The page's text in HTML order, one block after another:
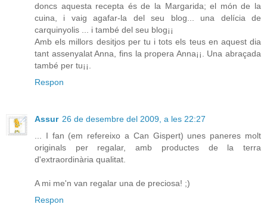
doncs aquesta recepta és de la Margarida; el món de la
cuina, i vaig agafar-la del seu blog... una delícia de
carquinyolis ... i també del seu blog¡¡
Amb els millors desitjos per tu i tots els teus en aquest dia
tant assenyalat Anna, fins la propera Anna¡¡. Una abraçada
també per tu¡¡.
Respon
Assur 26 de desembre del 2009, a les 22:27
... I fan (em refereixo a Can Gispert) unes paneres molt
originals per regalar, amb productes de la terra
d'extraordinària qualitat.
A mi me'n van regalar una de preciosa! ;)
Respon